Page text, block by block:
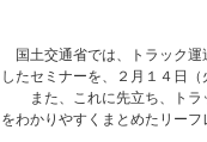
国土交通省では、トラック運
したセミナーを、２月１４日（
また、これに先立ち、トラ
をわかりやすくまとめたリーフ